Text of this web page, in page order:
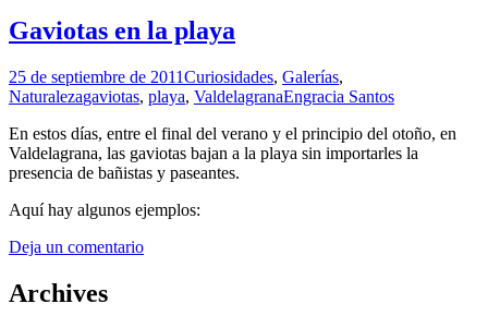
Gaviotas en la playa
25 de septiembre de 2011Curiosidades, Galerías,
Naturalezagaviotas, playa, ValdelagranaEngracia Santos
En estos días, entre el final del verano y el principio del otoño, en
Valdelagrana, las gaviotas bajan a la playa sin importarles la
presencia de bañistas y paseantes.
Aquí hay algunos ejemplos:
Deja un comentario
Archives